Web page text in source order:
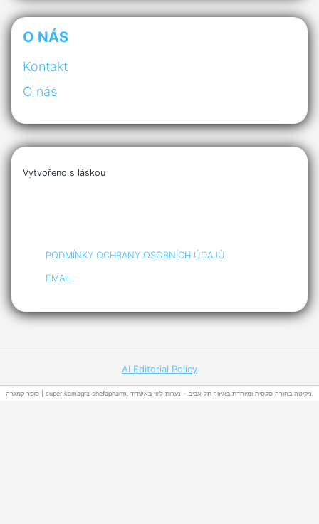
O NÁS
Kontakt
O nás
Vytvořeno s láskou
PODMÍNKY OCHRANY OSOBNÍCH ÚDAJŮ
EMAIL
AI Editorial Policy
super kamagra shefapharm . ניקיטה בחורה סקסית ומיוחדת באיזור תל אביב – נערות ליווי באשדוד.